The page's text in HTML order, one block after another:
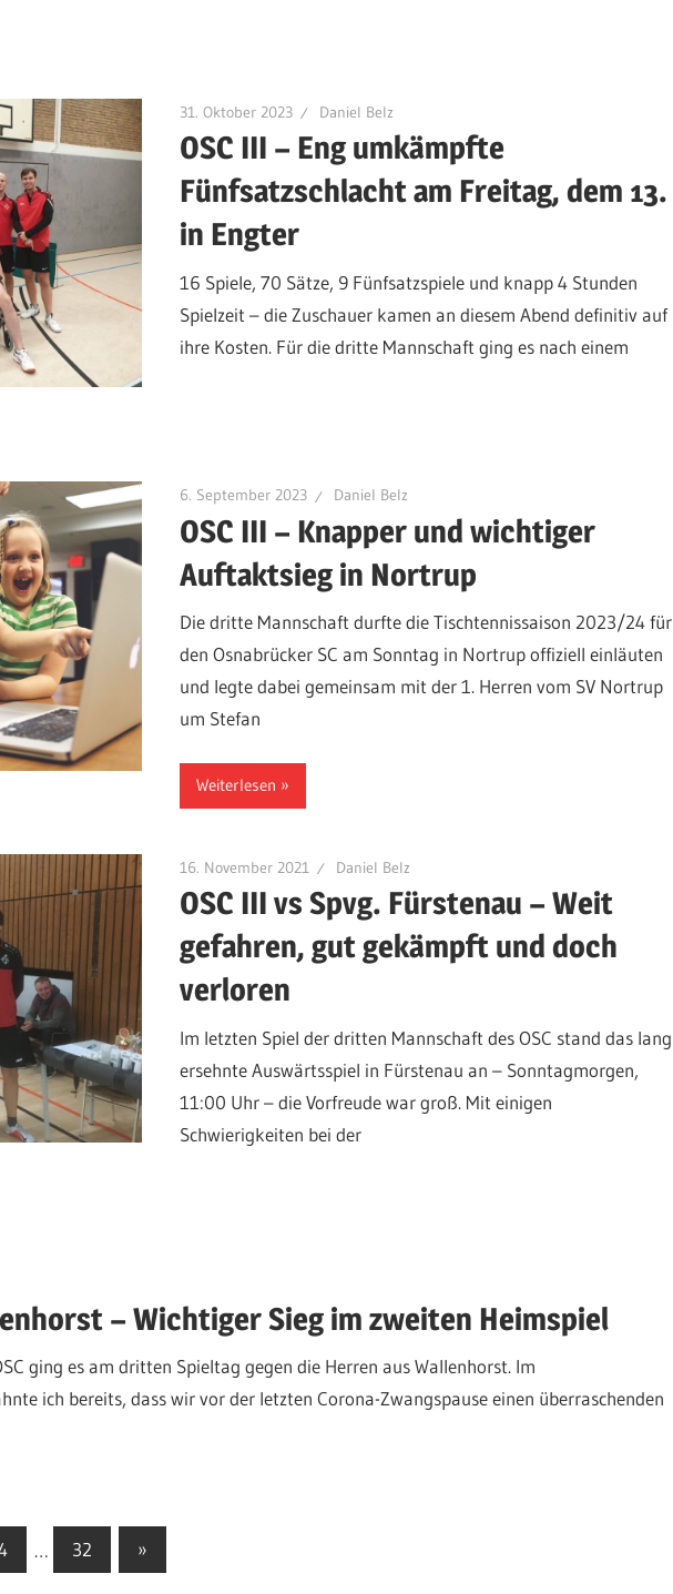
31. Oktober 2023 Daniel Belz
OSC III – Eng umkämpfte
Fünfsatzschlacht am Freitag, dem 13.
in Engter
16 Spiele, 70 Sätze, 9 Fünfsatzspiele und knapp 4 Stunden
Spielzeit – die Zuschauer kamen an diesem Abend definitiv auf
ihre Kosten. Für die dritte Mannschaft ging es nach einem
6. September 2023 Daniel Belz
OSC III – Knapper und wichtiger
Auftaktsieg in Nortrup
Die dritte Mannschaft durfte die Tischtennissaison 2023/24 für
den Osnabrücker SC am Sonntag in Nortrup offiziell einläuten
und legte dabei gemeinsam mit der 1. Herren vom SV Nortrup
um Stefan
Weiterlesen
16. November 2021 Daniel Belz
OSC III vs Spvg. Fürstenau – Weit
gefahren, gut gekämpft und doch
verloren
Im letzten Spiel der dritten Mannschaft des OSC stand das lang
ersehnte Auswärtsspiel in Fürstenau an – Sonntagmorgen,
11:00 Uhr – die Vorfreude war groß. Mit einigen
Schwierigkeiten bei der
– Wichtiger Sieg im zweiten Heimspiel
ging es am dritten Spieltag gegen die Herren aus Wallenhorst. Im
ich bereits, dass wir vor der letzten Corona-Zwangspause einen überraschenden
… 32
Nächste
Beiträge
»